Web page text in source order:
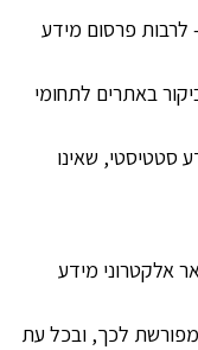
לרבות פרסום מידע
באתרים לתחומי
סטטיסטי, שאינו
אלקטרוני מידע
לכך, ובכל עת